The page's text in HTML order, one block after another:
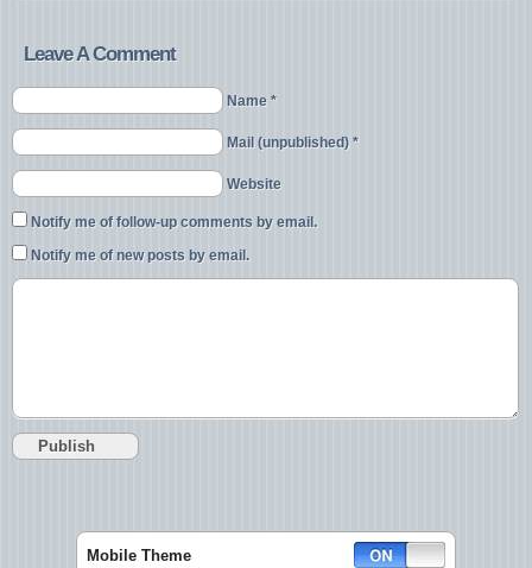
Leave A Comment
Name *
Mail (unpublished) *
Website
Notify me of follow-up comments by email.
Notify me of new posts by email.
Mobile Theme